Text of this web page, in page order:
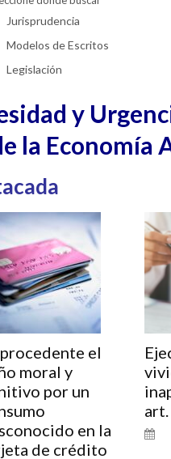
Jurisprudencia
Modelos de Escritos
Legislación
y
la Economía
procedente el
moral y
por un
en la
de crédito